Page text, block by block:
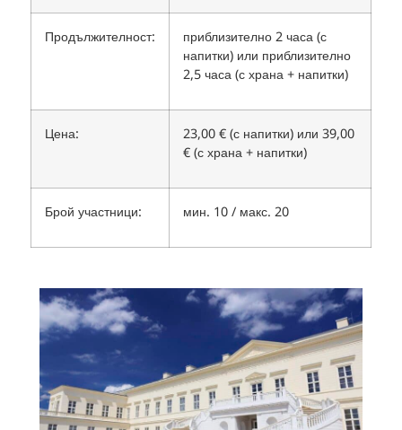
Продължителност:
приблизително 2 часа (с
напитки) или приблизително
2,5 часа (с храна + напитки)
Цена:
23,00 € (с напитки) или 39,00
€ (с храна + напитки)
Брой участници: мин. 10 / макс. 20